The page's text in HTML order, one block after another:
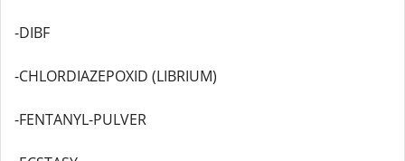
-DIBF
-CHLORDIAZEPOXID (LIBRIUM)
-FENTANYL-PULVER